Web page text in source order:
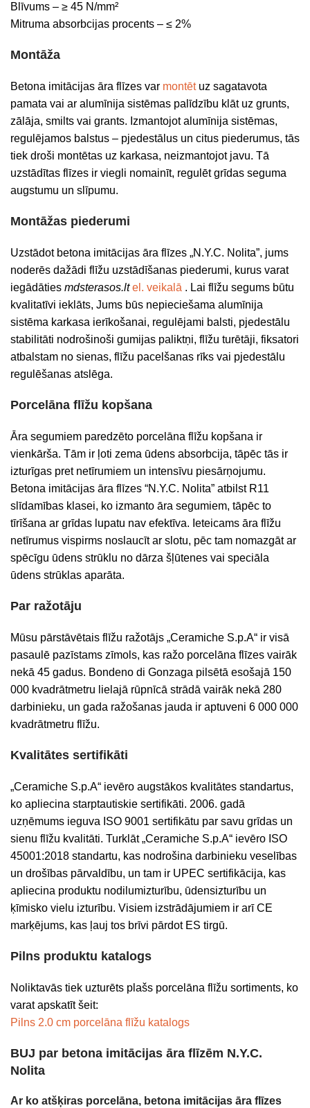
Blīvums – ≥ 45 N/mm²
Mitruma absorbcijas procents – ≤ 2%
Montāža
Betona imitācijas āra flīzes var montētuz sagatavota
pamata vai ar alumīnija sistēmas palīdzību klāt uz grunts,
zālāja, smilts vai grants. Izmantojot alumīnija sistēmas,
regulējamos balstus – pjedestālus un citus piederumus, tās
tiek droši montētas uz karkasa, neizmantojot javu. Tā
uzstādītas flīzes ir viegli nomainīt, regulēt grīdas seguma
augstumu un slīpumu.
Montāžas piederumi
Uzstādot betona imitācijas āra flīzes „N.Y.C. Nolita”, jums
noderēs dažādi flīžu uzstādīšanas piederumi, kurus varat
iegādāties mdsterasos.lt el. veikalā . Lai flīžu segums būtu
kvalitatīvi ieklāts, Jums būs nepieciešama alumīnija
sistēma karkasa ierīkošanai, regulējami balsti, pjedestālu
stabilitāti nodrošinoši gumijas paliktņi, flīžu turētāji, fiksatori
atbalstam no sienas, flīžu pacelšanas rīks vai pjedestālu
regulēšanas atslēga.
Porcelāna flīžu kopšana
Āra segumiem paredzēto porcelāna flīžu kopšana ir
vienkārša. Tām ir ļoti zema ūdens absorbcija, tāpēc tās ir
izturīgas pret netīrumiem un intensīvu piesārņojumu.
Betona imitācijas āra flīzes “N.Y.C. Nolita” atbilst R11
slīdamības klasei, ko izmanto āra segumiem, tāpēc to
tīrīšana ar grīdas lupatu nav efektīva. Ieteicams āra flīžu
netīrumus vispirms noslaucīt ar slotu, pēc tam nomazgāt ar
spēcīgu ūdens strūklu no dārza šļūtenes vai speciāla
ūdens strūklas aparāta.
Par ražotāju
Mūsu pārstāvētais flīžu ražotājs „Ceramiche S.p.A“ ir visā
pasaulē pazīstams zīmols, kas ražo porcelāna flīzes vairāk
nekā 45 gadus. Bondeno di Gonzaga pilsētā esošajā 150
000 kvadrātmetru lielajā rūpnīcā strādā vairāk nekā 280
darbinieku, un gada ražošanas jauda ir aptuveni 6 000 000
kvadrātmetru flīžu.
Kvalitātes sertifikāti
„Ceramiche S.p.A“ ievēro augstākos kvalitātes standartus,
ko apliecina starptautiskie sertifikāti. 2006. gadā
uzņēmums ieguva ISO 9001 sertifikātu par savu grīdas un
sienu flīžu kvalitāti. Turklāt „Ceramiche S.p.A“ ievēro ISO
45001:2018 standartu, kas nodrošina darbinieku veselības
un drošības pārvaldību, un tam ir UPEC sertifikācija, kas
apliecina produktu nodilumizturību, ūdensizturību un
ķīmisko vielu izturību. Visiem izstrādājumiem ir arī CE
marķējums, kas ļauj tos brīvi pārdot ES tirgū.
Pilns produktu katalogs
Noliktavās tiek uzturēts plašs porcelāna flīžu sortiments, ko
varat apskatīt šeit:
Pilns 2.0 cm porcelāna flīžu katalogs
BUJ par betona imitācijas āra flīzēm N.Y.C.
Nolita
Ar ko atšķiras porcelāna, betona imitācijas āra flīzes